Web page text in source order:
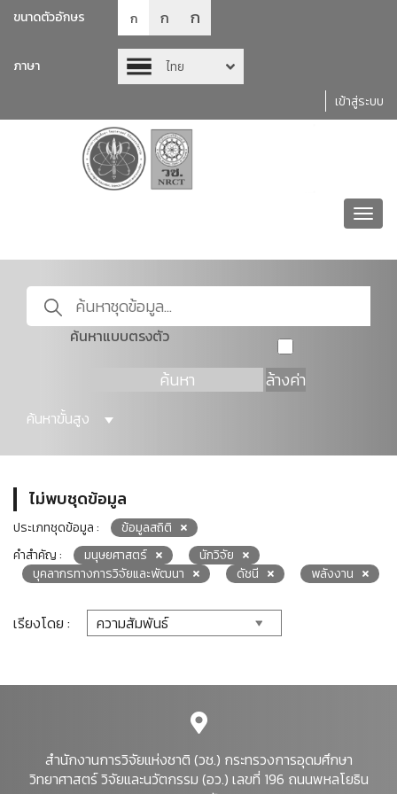
ขนาดตัวอักษร ก ก ก
ภาษา
ไทย
เข้าสู่ระบบ
ค้นหาแบบตรงตัว
ค้นหา ล้างค่า
ค้นหาขั้นสูง
ไม่พบชุดข้อมูล
ประเภทชุดข้อมูล :
ข้อมูลสถิติ
คำสำคัญ :
มนุษยศาสตร์
นักวิจัย
บุคลากรทางการวิจัยและพัฒนา
ดัชนี พลังงาน
เรียงโดย :
สำนักงานการวิจัยแห่งชาติ (วช.) กระทรวงการอุดมศึกษา
วิทยาศาสตร์ วิจัยและนวัตกรรม (อว.) เลขที่ 196 ถนนพหลโยธิน